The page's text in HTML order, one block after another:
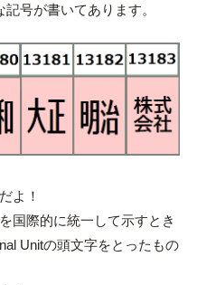
号が書いてあります。
よ！
国際的に統一して示すとき
Unitの頭文字をとったもの